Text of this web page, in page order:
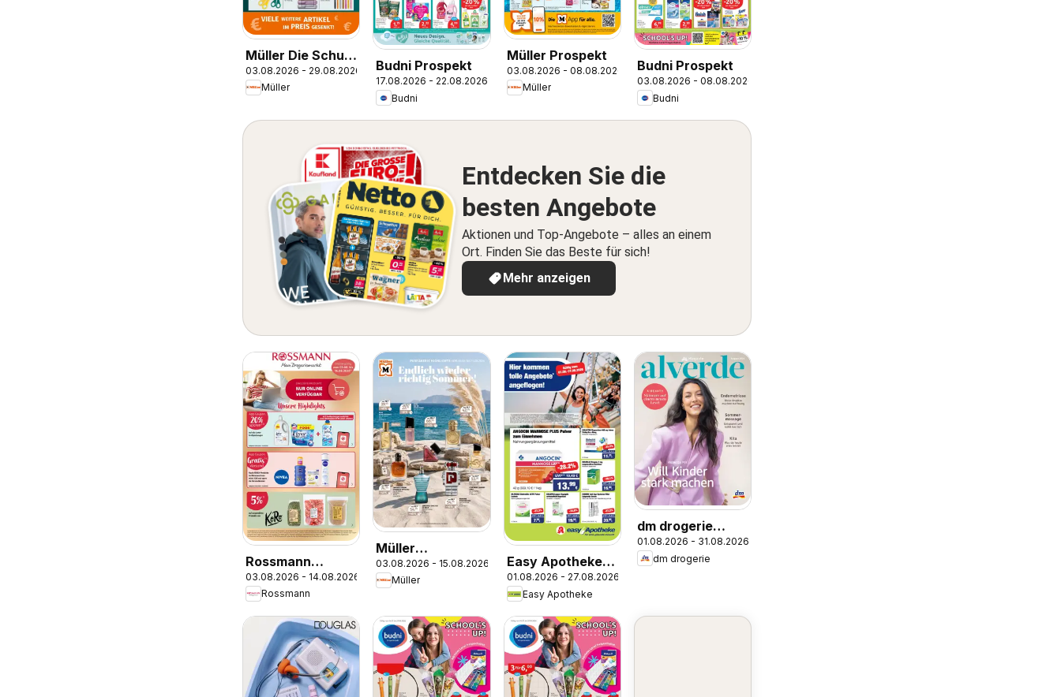
Müller Die Schule
ruft
03.08.2026 - 29.08.2026
Müller
Budni Prospekt
17.08.2026 - 22.08.2026
Budni
Müller Prospekt
03.08.2026 - 08.08.2026
Müller
Budni Prospekt
03.08.2026 - 08.08.2026
Budni
Entdecken Sie die
besten Angebote
Aktionen und Top-Angebote – alles an einem
Ort. Finden Sie das Beste für sich!
Mehr anzeigen
Rossmann
Onlineprospekt
03.08.2026 - 14.08.2026
Rossmann
Müller
Parfümerie-
Highlights
03.08.2026 - 15.08.2026
Müller
Easy Apotheke
Prospekt
01.08.2026 - 27.08.2026
Easy Apotheke
dm drogerie
Prospekt
01.08.2026 - 31.08.2026
dm drogerie